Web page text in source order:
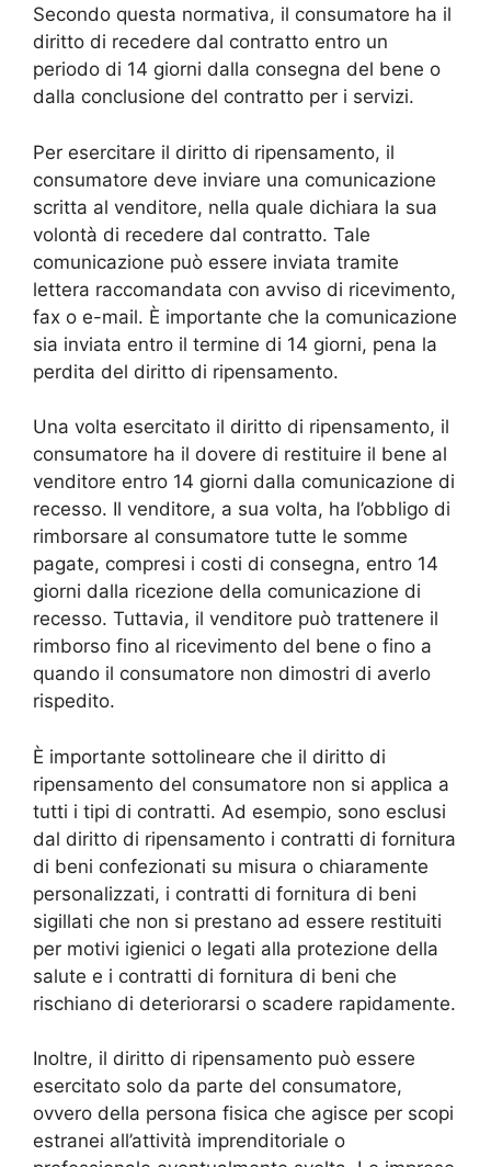
Secondo questa normativa, il consumatore ha il
diritto di recedere dal contratto entro un
periodo di 14 giorni dalla consegna del bene o
dalla conclusione del contratto per i servizi.
Per esercitare il diritto di ripensamento, il
consumatore deve inviare una comunicazione
scritta al venditore, nella quale dichiara la sua
volontà di recedere dal contratto. Tale
comunicazione può essere inviata tramite
lettera raccomandata con avviso di ricevimento,
fax o e-mail. È importante che la comunicazione
sia inviata entro il termine di 14 giorni, pena la
perdita del diritto di ripensamento.
Una volta esercitato il diritto di ripensamento, il
consumatore ha il dovere di restituire il bene al
venditore entro 14 giorni dalla comunicazione di
recesso. Il venditore, a sua volta, ha l’obbligo di
rimborsare al consumatore tutte le somme
pagate, compresi i costi di consegna, entro 14
giorni dalla ricezione della comunicazione di
recesso. Tuttavia, il venditore può trattenere il
rimborso fino al ricevimento del bene o fino a
quando il consumatore non dimostri di averlo
rispedito.
È importante sottolineare che il diritto di
ripensamento del consumatore non si applica a
tutti i tipi di contratti. Ad esempio, sono esclusi
dal diritto di ripensamento i contratti di fornitura
di beni confezionati su misura o chiaramente
personalizzati, i contratti di fornitura di beni
sigillati che non si prestano ad essere restituiti
per motivi igienici o legati alla protezione della
salute e i contratti di fornitura di beni che
rischiano di deteriorarsi o scadere rapidamente.
Inoltre, il diritto di ripensamento può essere
esercitato solo da parte del consumatore,
ovvero della persona fisica che agisce per scopi
estranei all’attività imprenditoriale o